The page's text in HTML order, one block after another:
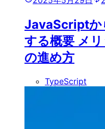
JavaScriptか
する概要 メ
の進め方
TypeScript